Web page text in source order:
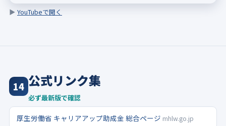
▶ YouTubeで開く
14 公式リンク集
必ず最新版で確認
厚生労働省 キャリアアップ助成金 総合ページ mhlw.go.jp